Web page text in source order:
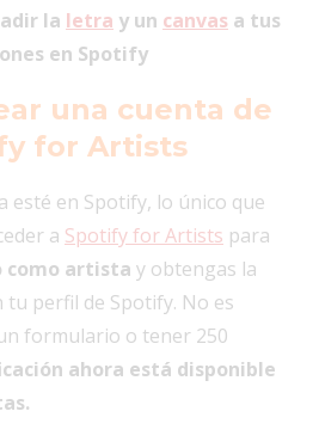
la letra y un canvas a tus
en Spotify
una cuenta de
for Artists
esté en Spotify, lo único que
a Spotify for Artists para
como artista y obtengas la
tu perfil de Spotify. No es
formulario o tener 250
ahora está disponible